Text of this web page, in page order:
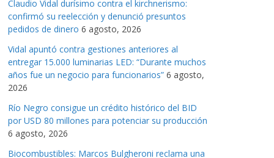
a
s
Claudio Vidal durísimo contra el kirchnerismo:
confirmó su reelección y denunció presuntos
pedidos de dinero 6 agosto, 2026
Vidal apuntó contra gestiones anteriores al
entregar 15.000 luminarias LED: “Durante muchos
años fue un negocio para funcionarios” 6 agosto,
2026
Río Negro consigue un crédito histórico del BID
por USD 80 millones para potenciar su producción
6 agosto, 2026
Biocombustibles: Marcos Bulgheroni reclama una